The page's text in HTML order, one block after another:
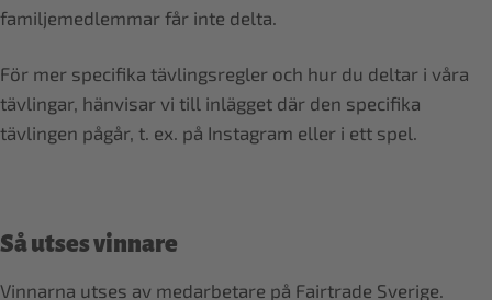
familjemedlemmar får inte delta.
För mer specifika tävlingsregler och hur du deltar i våra
tävlingar, hänvisar vi till inlägget där den specifika
tävlingen pågår, t. ex. på Instagram eller i ett spel.
Så utses vinnare
Vinnarna utses av medarbetare på Fairtrade Sverige.